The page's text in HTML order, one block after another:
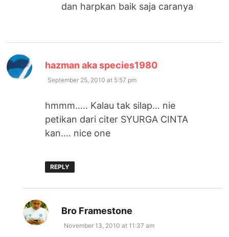
dan harpkan baik saja caranya
hazman aka species1980
September 25, 2010 at 5:57 pm
hmmm….. Kalau tak silap… nie
petikan dari citer SYURGA CINTA
kan…. nice one
REPLY
Bro Framestone
November 13, 2010 at 11:37 am